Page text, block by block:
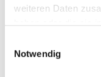
weiteren Daten
Sie unter:
Notwendig